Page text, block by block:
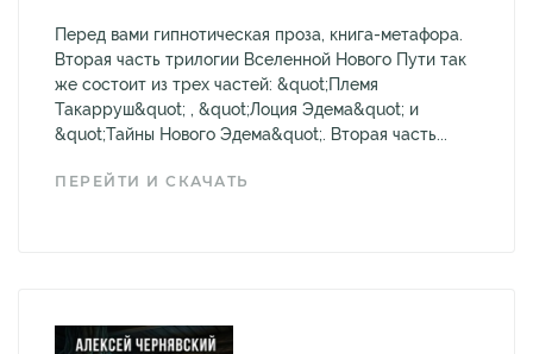
Перед вами гипнотическая проза, книга-метафора.
Вторая часть трилогии Вселенной Нового Пути так
же состоит из трех частей: &quot;Племя
Такарруш&quot; , &quot;Лоция Эдема&quot; и
&quot;Тайны Нового Эдема&quot;. Вторая часть...
ПЕРЕЙТИ И СКАЧАТЬ